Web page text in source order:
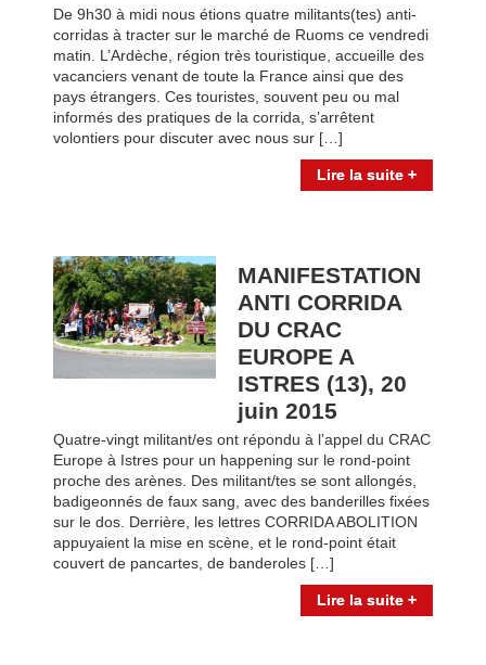
De 9h30 à midi nous étions quatre militants(tes) anti-
corridas à tracter sur le marché de Ruoms ce vendredi
matin. L’Ardèche, région très touristique, accueille des
vacanciers venant de toute la France ainsi que des
pays étrangers. Ces touristes, souvent peu ou mal
informés des pratiques de la corrida, s’arrêtent
volontiers pour discuter avec nous sur […]
Lire la suite +
MANIFESTATION
ANTI CORRIDA
DU CRAC
EUROPE A
ISTRES (13), 20
juin 2015
Quatre-vingt militant/es ont répondu à l’appel du CRAC
Europe à Istres pour un happening sur le rond-point
proche des arènes. Des militant/tes se sont allongés,
badigeonnés de faux sang, avec des banderilles fixées
sur le dos. Derrière, les lettres CORRIDA ABOLITION
appuyaient la mise en scène, et le rond-point était
couvert de pancartes, de banderoles […]
Lire la suite +